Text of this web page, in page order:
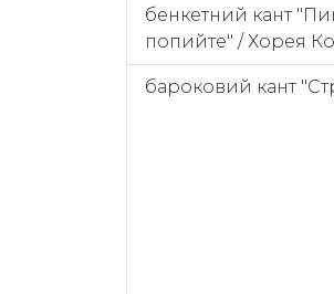
бенкетний кант
попийте" / Хорея
бароковий кант